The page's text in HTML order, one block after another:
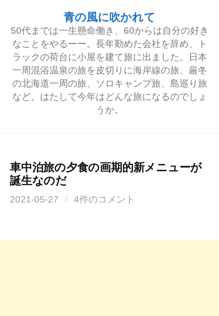
青の風に吹かれて
50代までは一生懸命働き、60からは自分の好き
なことをやるーー。長年勤めた会社を辞め、ト
ラックの荷台に小屋を建て旅に出ました。日本
一周混浴温泉の旅を皮切りに海岸線の旅、厳冬
の北海道一周の旅、ソロキャンプ旅、島巡り旅
など。はたして今年はどんな旅になるのでしょ
うか。
車中泊旅の夕食の画期的新メニューが
誕生なのだ
2021-05-27 / 4件のコメント